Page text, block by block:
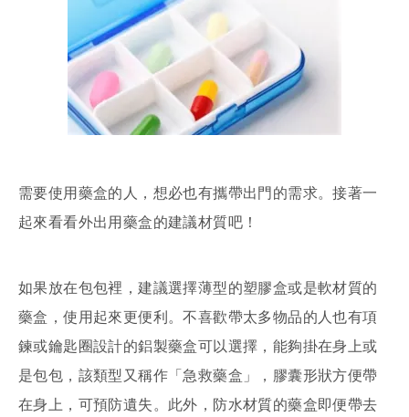
需要使用藥盒的人，想必也有攜帶出門的需求。接著一
起來看看外出用藥盒的建議材質吧！
如果放在包包裡，建議選擇薄型的塑膠盒或是軟材質的
藥盒，使用起來更便利。不喜歡帶太多物品的人也有項
鍊或鑰匙圈設計的鋁製藥盒可以選擇，能夠掛在身上或
是包包，該類型又稱作「急救藥盒」，膠囊形狀方便帶
在身上，可預防遺失。此外，防水材質的藥盒即便帶去